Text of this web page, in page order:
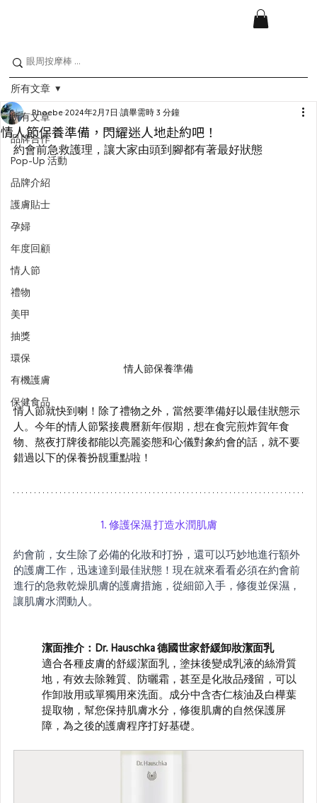
所有文章
品牌合作
Pop-Up 活動
品牌介紹
護膚貼士
孕婦
年度回顧
情人節
禮物
美甲
抽獎
環保
有機護膚
保健食品
所有文章
情人節保養準備，閃耀迷人地赴約吧！
Phoebe2024年2月7日 讀畢需時 3 分鐘
約會前急救護理，讓大家由頭到腳都有著最好狀態
情人節保養準備
情人節就快到喇！除了禮物之外，當然要準備好以最佳狀態示
人。今年的情人節緊接農曆新年假期，想在食完煎炸賀年食
物、熬夜打牌後都能以亮麗姿態和心儀對象約會的話，就不要
錯過以下的保養扮靚重點啦！
1. 修護保濕 打造水潤肌膚
約會前，女生除了必備的化妝和打扮，還可以巧妙地進行額外
的護膚工作，迅速達到最佳狀態！現在就來看看必須在約會前
進行的急救乾燥肌膚的護膚措施，從細節入手，修復並保濕，
讓肌膚水潤動人。
潔面推介： Dr. Hauschka 德國世家舒緩卸妝潔面乳
適合各種皮膚的舒緩潔面乳 ，塗抹後變成乳液的絲滑質
地，有效去除雜質、防曬霜，甚至是化妝品殘留，可以
作卸妝用或單獨用來洗面。成分中含杏仁核油及白樺葉
提取物，幫您保持肌膚水分，修復肌膚的自然保護屏
障，為之後的護膚程序打好基礎。